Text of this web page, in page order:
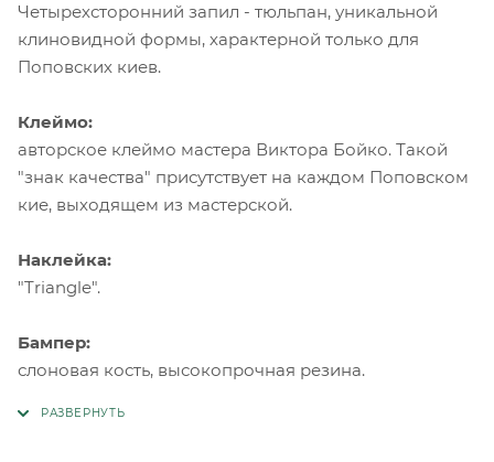
Четырехсторонний запил - тюльпан, уникальной
клиновидной формы, характерной только для
Поповских киев.
Клеймо:
авторское клеймо мастера Виктора Бойко. Такой
"знак качества" присутствует на каждом Поповском
кие, выходящем из мастерской.
Наклейка:
"Triangle".
Бампер:
слоновая кость, высокопрочная резина.